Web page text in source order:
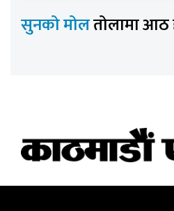
सुनको मोलतोलामा आठ